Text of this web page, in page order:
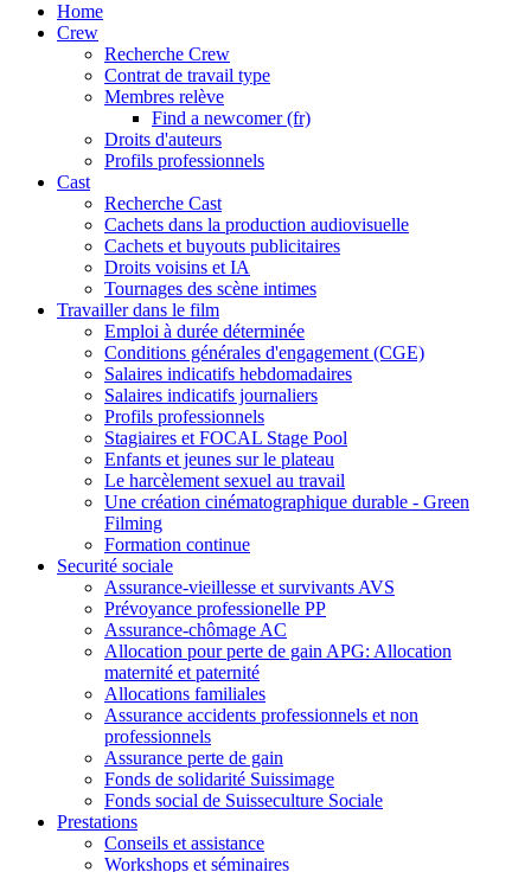
Home
Crew
Recherche Crew
Contrat de travail type
Membres relève
Find a newcomer (fr)
Droits d'auteurs
Profils professionnels
Cast
Recherche Cast
Cachets dans la production audiovisuelle
Cachets et buyouts publicitaires
Droits voisins et IA
Tournages des scène intimes
Travailler dans le film
Emploi à durée déterminée
Conditions générales d'engagement (CGE)
Salaires indicatifs hebdomadaires
Salaires indicatifs journaliers
Profils professionnels
Stagiaires et FOCAL Stage Pool
Enfants et jeunes sur le plateau
Le harcèlement sexuel au travail
Une création cinématographique durable - Green
Filming
Formation continue
Securité sociale
Assurance-vieillesse et survivants AVS
Prévoyance professionelle PP
Assurance-chômage AC
Allocation pour perte de gain APG: Allocation
maternité et paternité
Allocations familiales
Assurance accidents professionnels et non
professionnels
Assurance perte de gain
Fonds de solidarité Suissimage
Fonds social de Suisseculture Sociale
Prestations
Conseils et assistance
Workshops et séminaires